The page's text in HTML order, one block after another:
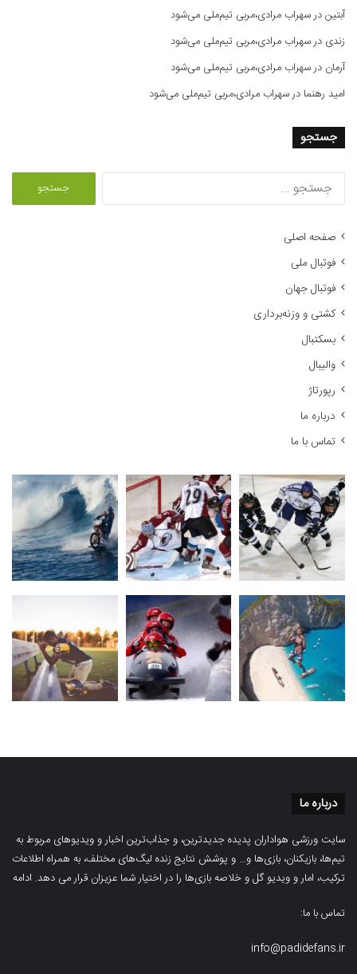
آبتیندرسهراب مرادی،مربی تیم‌ملی می‌شود
زندی درسهراب مرادی،مربی تیم‌ملی می‌شود
آرمان درسهراب مرادی،مربی تیم‌ملی می‌شود
امید رهنما درسهراب مرادی،مربی تیم‌ملی می‌شود
جستجو
صفحه اصلی
فوتبال ملی
فوتبال جهان
کشتی و وزنه‌برداری
بسکتبال
والیبال
رپورتاژ
درباره ما
تماس با ما
درباره ما
سایت ورزشی هواداران پدیده جدیدترین، و جذاب‌ترین اخبار و ویدیوهای مربوط به
تیم‌ها، بازیکنان، بازی‌ها و… و پوشش نتایج زنده لیگ‌های مختلف، به همراه اطلاعات
ترکیب، امار و ویدیو‌‌ گل‌ و خلاصه بازی‌ها را در اختیار شما عزیزان قرار می دهد. ادامه
تماس با ما:
info@padidefans.ir